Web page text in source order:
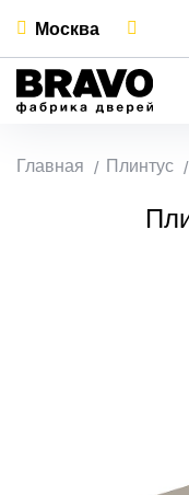
Москва
Главная Плинтус